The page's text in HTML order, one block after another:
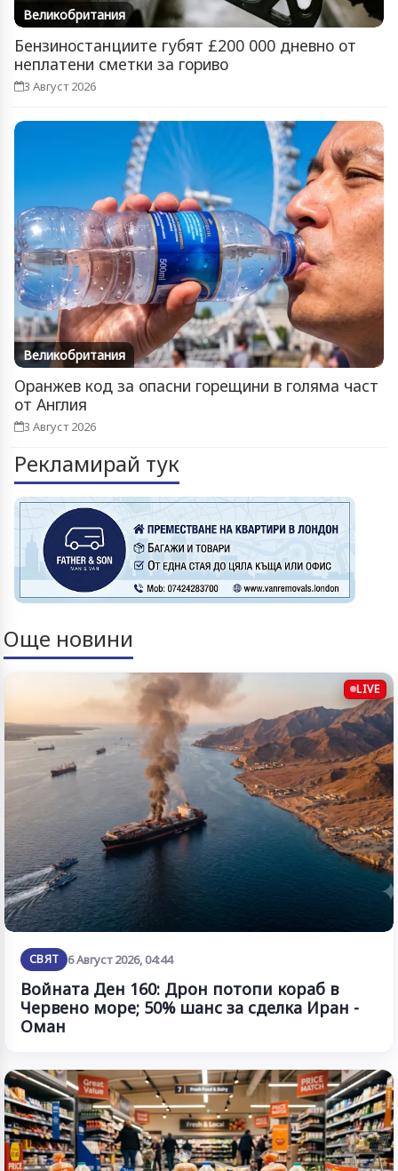
Великобритания
Бензиностанциите губят £200 000 дневно от
неплатени сметки за гориво
3 Август 2026
Великобритания
Оранжев код за опасни горещини в голяма част
от Англия
3 Август 2026
Рекламирай тук
Още новини
LIVE
СВЯТ 6 Август 2026, 04:44
Войната Ден 160: Дрон потопи кораб в
Червено море; 50% шанс за сделка Иран -
Оман